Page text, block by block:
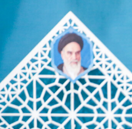
تصاویر |
بانوی کرامت
لحظات ناب